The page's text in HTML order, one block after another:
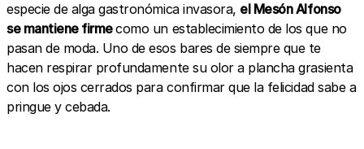
especie de alga gastronómica invasora, el Mesón Alfonso
se mantiene firmecomo un establecimiento de los que no
pasan de moda. Uno de esos bares de siempre que te
hacen respirar profundamente su olor a plancha grasienta
con los ojos cerrados para confirmar que la felicidad sabe a
pringue y cebada.